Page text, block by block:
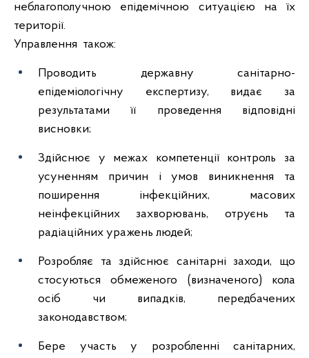
неблагополучною епідемічною ситуацією на їх
території.
Управлення також:
Проводить державну санітарно-
епідеміологічну експертизу, видає за
результатами її проведення відповідні
висновки;
Здійснює у межах компетенції контроль за
усуненням причин і умов виникнення та
поширення інфекційних, масових
неінфекційних захворювань, отруєнь та
радіаційних уражень людей;
Розробляє та здійснює санітарні заходи, що
стосуються обмеженого (визначеного) кола
осіб чи випадків, передбачених
законодавством;
Бере участь у розробленні санітарних,